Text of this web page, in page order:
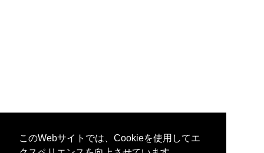
このWebサイトでは、Cookieを使用してエ